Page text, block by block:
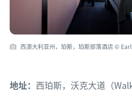
西澳大利亚州，珀斯，珀斯部落酒店 ©
地址： 西珀斯，沃克大道（